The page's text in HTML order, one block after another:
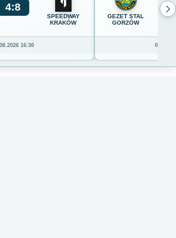
4:8
SPEEDWAY
KRAKÓW
16:30
GEZET STAL
GORZÓW
0